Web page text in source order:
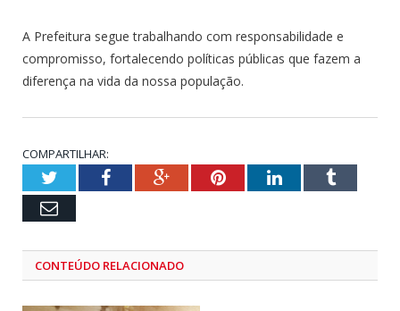
A Prefeitura segue trabalhando com responsabilidade e
compromisso, fortalecendo políticas públicas que fazem a
diferença na vida da nossa população.
COMPARTILHAR:
TwitterFacebookGoogle+PinterestLinkedInTumblr
Email
CONTEÚDO RELACIONADO